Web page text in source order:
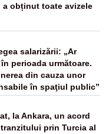
a obținut toate avizele
salarizării: „Ar
perioada următoare.
din cauza unor
în spaţiul public”
la Ankara, un acord
prin Turcia al